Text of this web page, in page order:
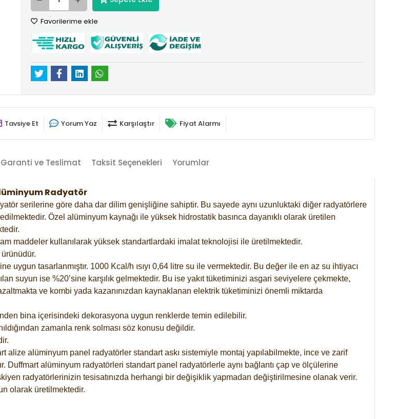
Favorilerime ekle
Tavsiye Et Yorum Yaz Karşılaştır Fiyat Alarmı
Garanti ve Teslimat Taksit Seçenekleri Yorumlar
Radyatör
serilerine göre daha dar dilim genişliğine sahiptir. Bu sayede aynı uzunluktaki diğer radyatörlere
Özel alüminyum kaynağı ile yüksek hidrostatik basınca dayanıklı olarak üretilen
maddeler kullanılarak yüksek standartlardaki imalat teknolojisi ile üretilmektedir.
uygun tasarlanmıştır. 1000 Kcal/h ısıyı 0,64 litre su ile vermektedir. Bu değer ile en az su ihtiyacı
suyun ise %20’sine karşılık gelmektedir. Bu ise yakıt tüketiminizi asgari seviyelere çekmekte,
azaltmakta ve kombi yada kazanınızdan kaynaklanan elektrik tüketiminizi önemli miktarda
bina içerisindeki dekorasyona uygun renklerde temin edilebilir.
zamanla renk solması söz konusu değildir.
alüminyum panel radyatörler standart askı sistemiyle montaj yapılabilmekte, ince ve zarif
Duffmart alüminyum radyatörleri standart panel radyatörlerle aynı bağlantı çap ve ölçülerine
radyatörlerinizin tesisatınızda herhangi bir değişiklik yapmadan değiştirilmesine olanak verir.
olarak üretilmektedir.